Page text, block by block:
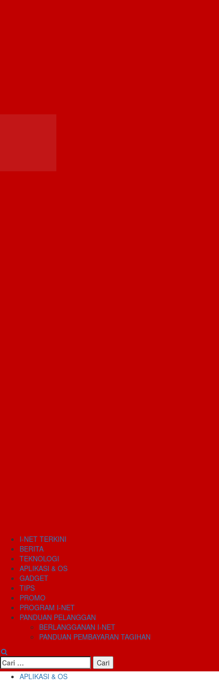
I-NET TERKINI
BERITA
TEKNOLOGI
APLIKASI & OS
GADGET
TIPS
PROMO
PROGRAM I-NET
PANDUAN PELANGGAN
BERLANGGANAN I-NET
PANDUAN PEMBAYARAN TAGIHAN
Cari
untuk:
APLIKASI & OS